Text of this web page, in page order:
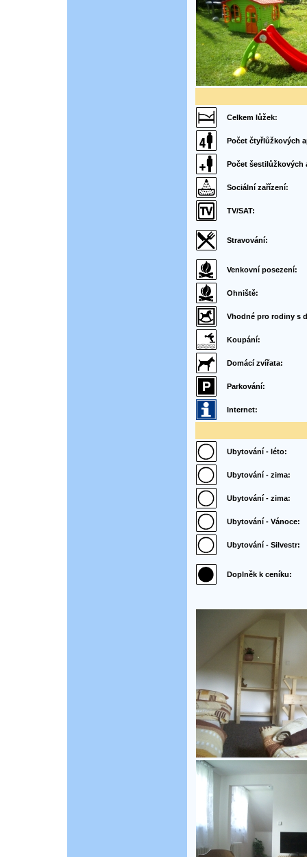
Celkem lůžek:
Počet čtyřlůžkových
Počet šestilůžkových
Sociální zařízení:
TV/SAT:
Stravování:
Venkovní posezení:
Ohniště:
Vhodné pro rodiny s
Koupání:
Domácí zvířata:
Parkování:
Internet:
Ubytování - léto:
Ubytování - zima:
Ubytování - zima:
Ubytování - Vánoce:
Ubytování - Silvestr:
Doplněk k ceníku: